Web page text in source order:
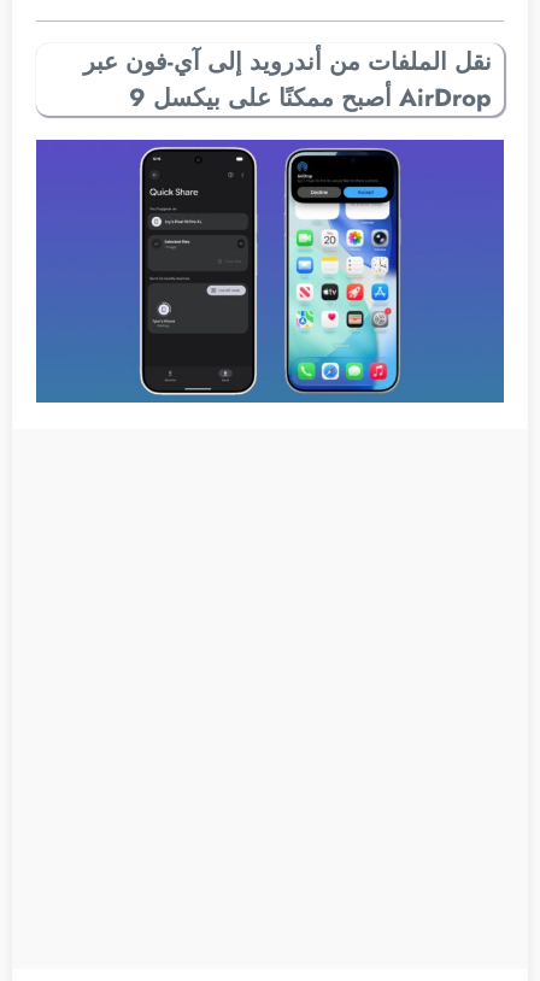
نقل الملفات من أندرويد إلى آي-فون عبر
AirDrop أصبح ممكنًا على بيكسل 9